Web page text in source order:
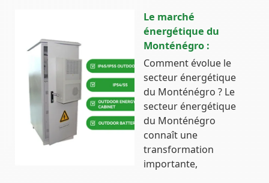
Le marché
énergétique du
Monténégro :
Comment évolue le
secteur énergétique
du Monténégro ? Le
secteur énergétique
du Monténégro
connaît une
transformation
importante,